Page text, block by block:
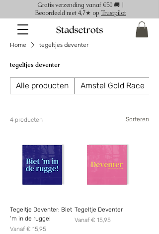
Gratis verzending vanaf €50 🚚 |
Beoordeeld met 4,7★ op Trustpilot
Home tegeltjes deventer
tegeltjes deventer
Alle producten Amstel Gold Race
4 producten Sorteren
Tegeltje Deventer: Biet
‘m in de rugge!
Vanaf € 15,95
Verkoopprijs
Tegeltje Deventer
Vanaf € 15,95
Verkoopprijs